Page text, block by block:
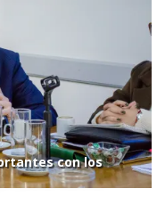
con los